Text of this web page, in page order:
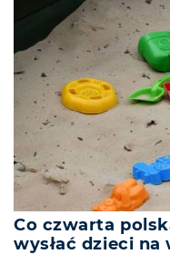
Co czwarta
wysłać dzieci na